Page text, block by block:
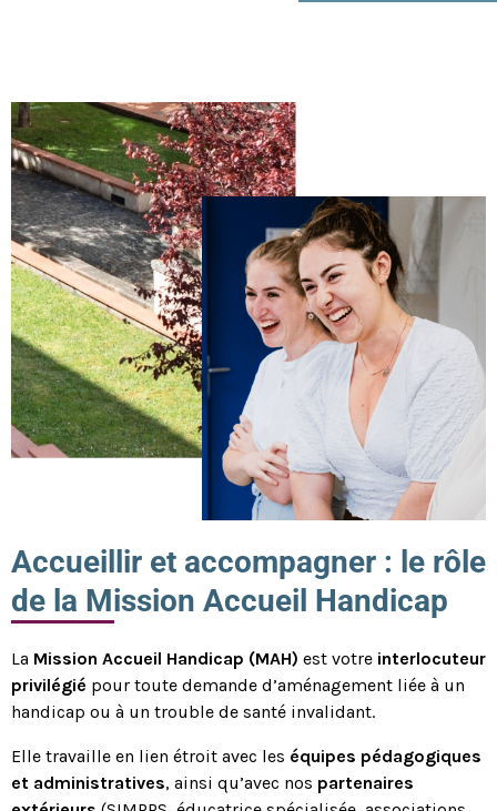
Accueillir et accompagner : le rôle
de la Mission Accueil Handicap
La Mission Accueil Handicap (MAH) est votre interlocuteur
privilégié pour toute demande d’aménagement liée à un
handicap ou à un trouble de santé invalidant.
Elle travaille en lien étroit avec les équipes pédagogiques
et administratives, ainsi qu’avec nos partenaires